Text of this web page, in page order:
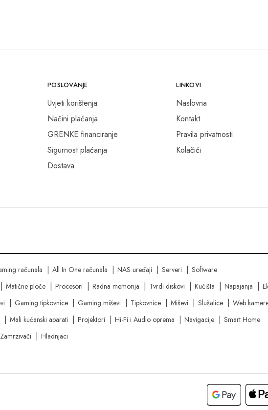
POSLOVANJE
Uvjeti korištenja
Načini plaćanja
GRENKE financiranje
Sigurnost plaćanja
Dostava
LINKOVI
Naslovna
Kontakt
Pravila privatnosti
Kolačići
računala All In One računala NAS uređaji Serveri
Software
Matične ploče Procesori Radna memorija Tvrdi diskovi Kućišta Napajanja
Gaming tipkovnice Gaming miševi Tipkovnice Miševi Slušalice Web
Mali kućanski aparati Projektori Hi-Fi i Audio oprema Navigacije
Smart Home
Zamrzivači Hladnjaci